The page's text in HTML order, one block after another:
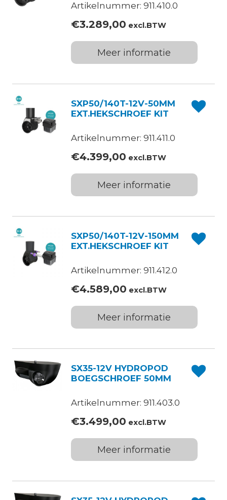
Artikelnummer: 911.410.0
€3.289,00 excl.BTW
Meer informatie
SXP50/140T-12V-50MM
EXT.HEKSCHROEF KIT
Artikelnummer: 911.411.0
€4.399,00 excl.BTW
Meer informatie
SXP50/140T-12V-150MM
EXT.HEKSCHROEF KIT
Artikelnummer: 911.412.0
€4.589,00 excl.BTW
Meer informatie
SX35-12V HYDROPOD
BOEGSCHROEF 50MM
Artikelnummer: 911.403.0
€3.499,00 excl.BTW
Meer informatie